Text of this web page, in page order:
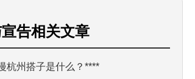
宣告相关文章
杭州搭子是什么？****